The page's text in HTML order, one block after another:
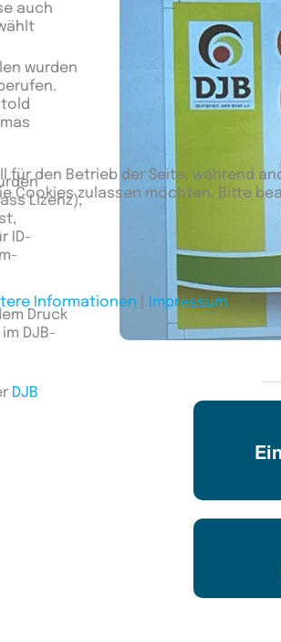
auch
wurden
Lizenz),
ID-
Druck
DJB-
DJB
den Betrieb der Seite, während
Cookies zulassen möchten. Bitte
Informationen Impressum